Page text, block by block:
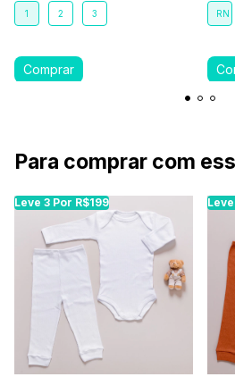
1 2 3 RN
Para comprar com
Leve 3 Por R$199